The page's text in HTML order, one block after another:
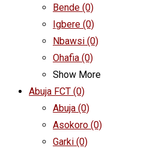
Bende (0)
Igbere (0)
Nbawsi (0)
Ohafia (0)
Show More
Abuja FCT (0)
Abuja (0)
Asokoro (0)
Garki (0)